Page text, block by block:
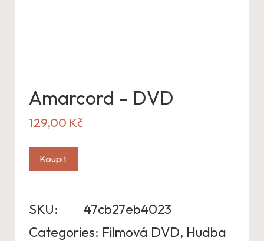
Amarcord – DVD
129,00 Kč
Koupit
SKU:
47cb27eb4023
Categories: Filmová DVD, Hudba